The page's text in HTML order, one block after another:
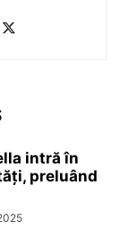
intră în
preluând